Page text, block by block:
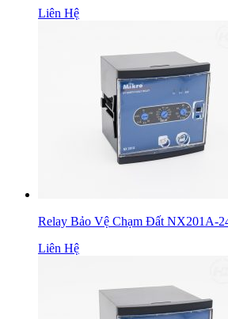
Liên Hệ
Relay Bảo Vệ Chạm Đất NX201A-
Liên Hệ